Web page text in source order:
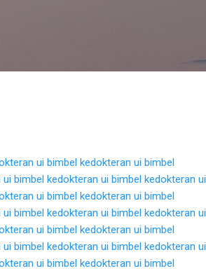
ui bimbel kedokteran ui bimbel
ui bimbel kedokteran ui bimbel kedokteran ui
ui bimbel kedokteran ui bimbel
ui bimbel kedokteran ui bimbel kedokteran ui
ui bimbel kedokteran ui bimbel
ui bimbel kedokteran ui bimbel kedokteran ui
ui bimbel kedokteran ui bimbel